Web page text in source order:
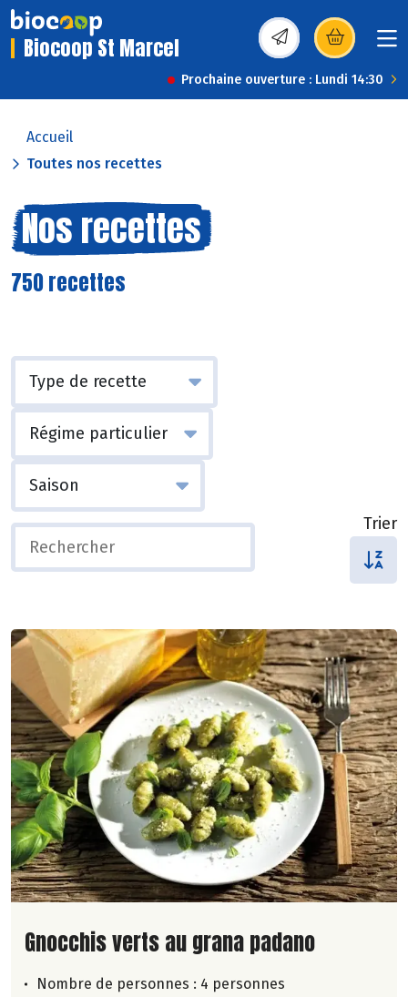
Biocoop St Marcel (s’ouvre dans une
Prochaine ouverture : Lundi 14:30
Accueil
Toutes nos recettes
Nos recettes
750 recettes
Trier
Lire la suite de la recette
Gnocchis verts au grana padano
Nombre de personnes : 4 personnes